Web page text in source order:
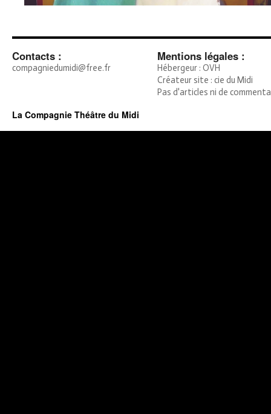
Contacts :
compagniedumidi@free.fr
Mentions légales :
Hébergeur : OVH
Créateur site : cie du Midi
Pas d'articles ni de
La Compagnie Théâtre du Midi